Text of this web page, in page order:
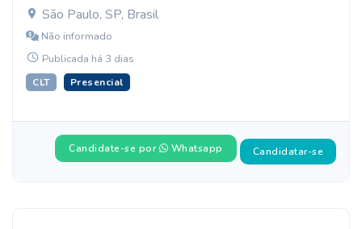
São Paulo, SP, Brasil
Não informado
Publicada há 3 dias
CLT Presencial
Candidate-se por Whatsapp Candidatar-se